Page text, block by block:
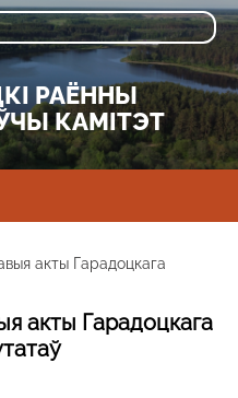
РАЁННЫ
КАМІТЭТ
акты Гарадоцкага
акты Гарадоцкага